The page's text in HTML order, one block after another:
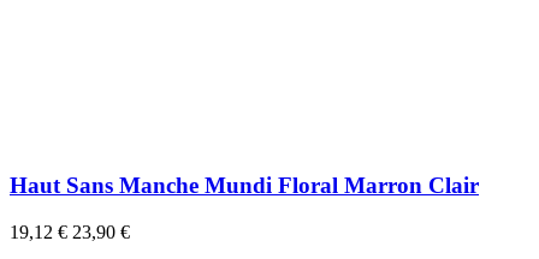
Haut Sans Manche Mundi Floral Marron Clair
19,12 € 23,90 €